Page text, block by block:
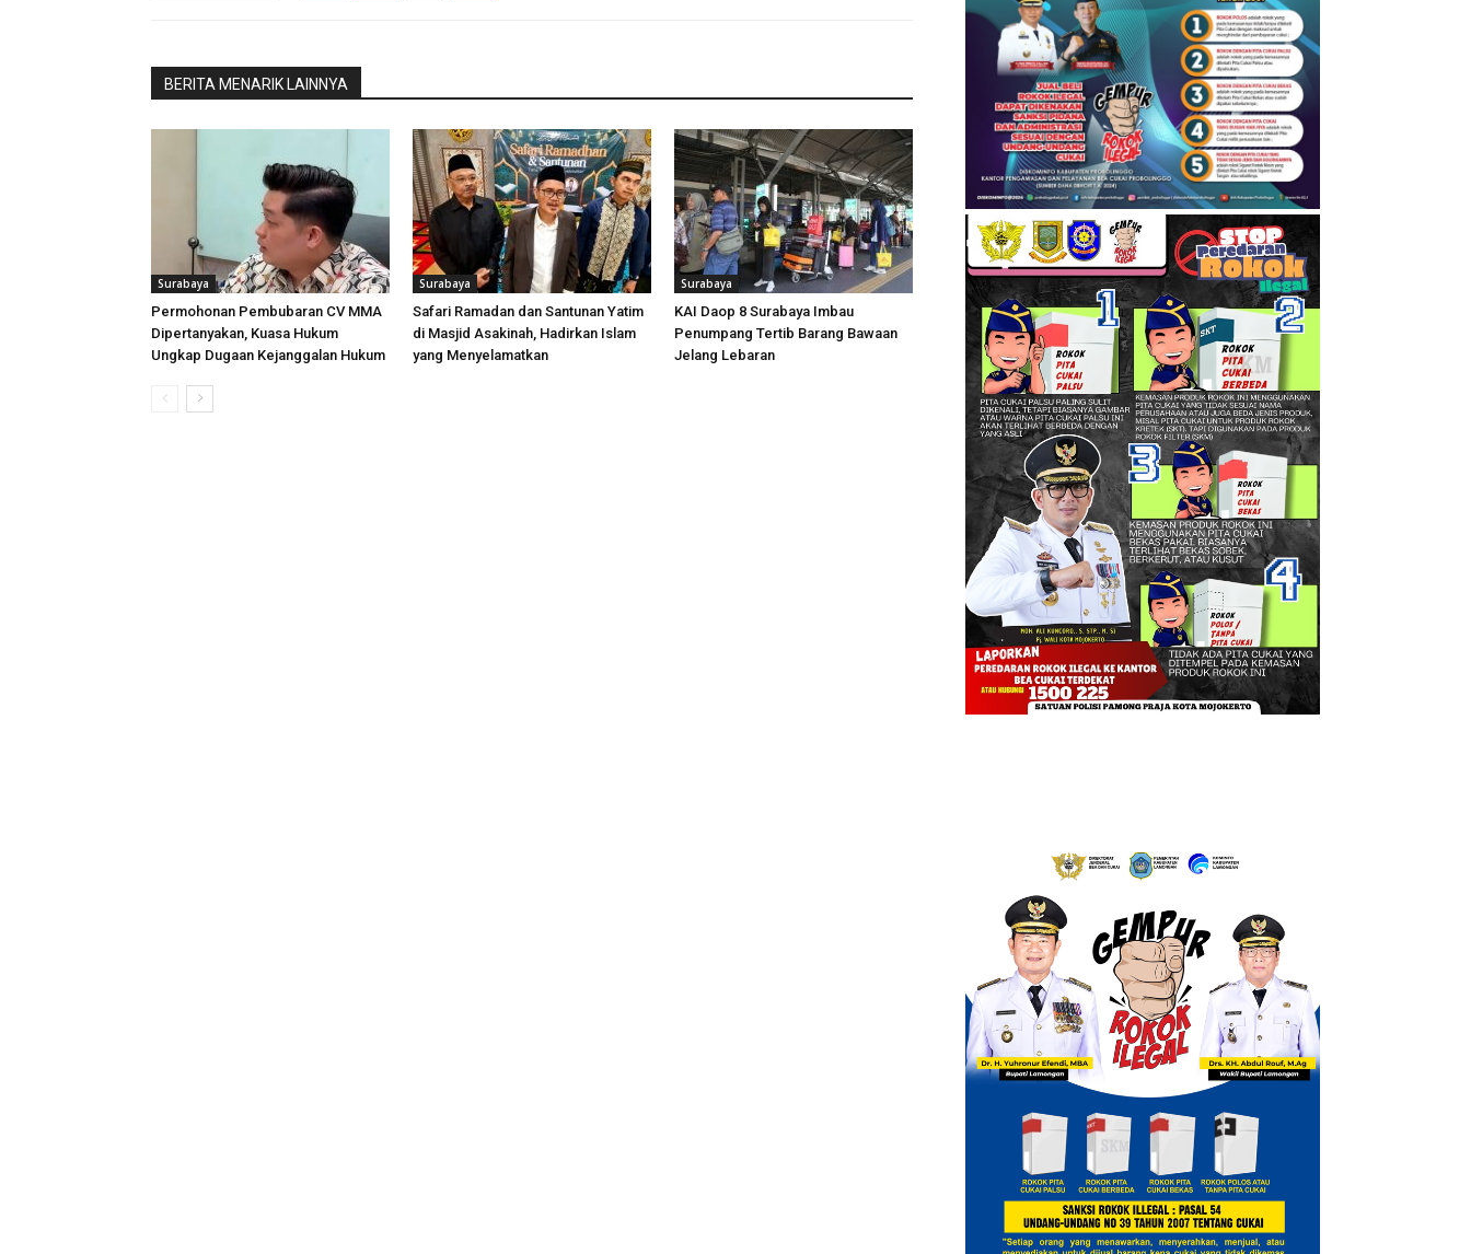
BERITA MENARIK LAINNYA
Surabaya
Permohonan Pembubaran CV MMA
Dipertanyakan, Kuasa Hukum
Ungkap Dugaan Kejanggalan Hukum
Surabaya
Safari Ramadan dan Santunan Yatim
di Masjid Asakinah, Hadirkan Islam
yang Menyelamatkan
Surabaya
KAI Daop 8 Surabaya Imbau
Penumpang Tertib Barang Bawaan
Jelang Lebaran